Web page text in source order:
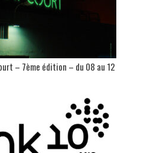
– 7ème édition – du 08 au 12